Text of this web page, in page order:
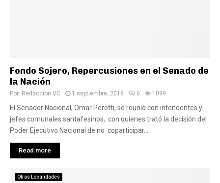
Fondo Sojero, Repercusiones en el Senado de
la Nación
Por: Redaccion VC 1 septiembre, 2018 0 1099
El Senador Nacional, Omar Perotti, se reunió con intendentes y
jefes comunales santafesinos, con quienes trató la decisión del
Poder Ejecutivo Nacional de no coparticipar...
Read more
Otras Localidades